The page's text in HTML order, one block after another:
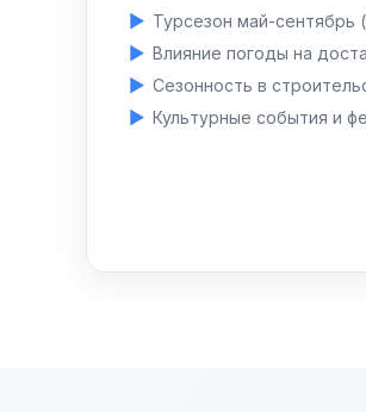
Турсезон май-сентябрь
Влияние погоды на
Сезонность в
Культурные события и